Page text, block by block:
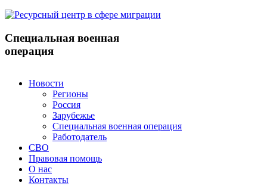
Специальная военная
операция
Новости
Регионы
Россия
Зарубежье
Специальная военная операция
Работодатель
СВО
Правовая помощь
О нас
Контакты